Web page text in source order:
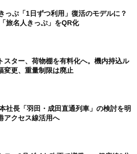
っぷ「1日ずつ利用」復活のモデルに？
旅名人きっぷ」をQR化
スター、荷物棚を有料化へ。機内持込ル
変更、重量制限は廃止
社長「羽田・成田直通列車」の検討を明
アクセス線活用へ